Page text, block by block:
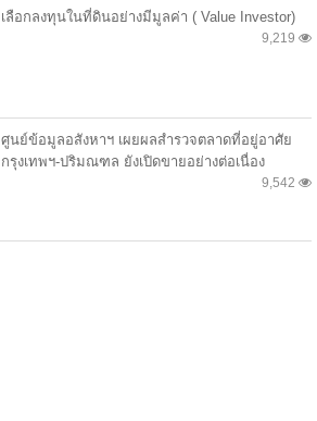
เลือกลงทุนในที่ดินอย่างมีมูลค่า ( Value Investor)
9,219
ศูนย์ข้อมูลอสังหาฯ เผยผลสำรวจตลาดที่อยู่อาศัย
กรุงเทพฯ-ปริมณฑล ยังเปิดขายอย่างต่อเนื่อง
9,542